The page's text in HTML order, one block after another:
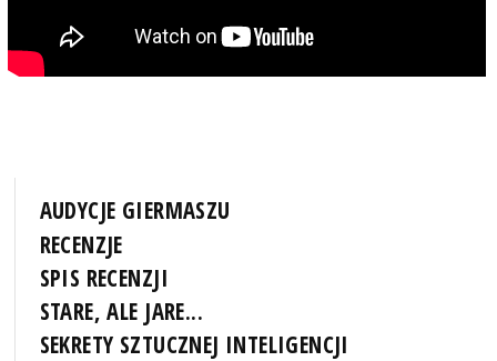
AUDYCJE GIERMASZU
RECENZJE
SPIS RECENZJI
STARE, ALE JARE...
SEKRETY SZTUCZNEJ INTELIGENCJI